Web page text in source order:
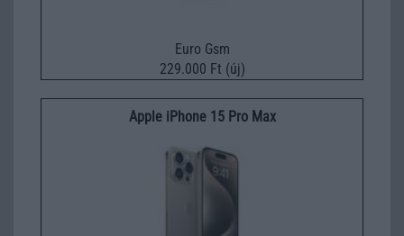
Euro Gsm
229.000 Ft (új)
Apple iPhone 15 Pro Max